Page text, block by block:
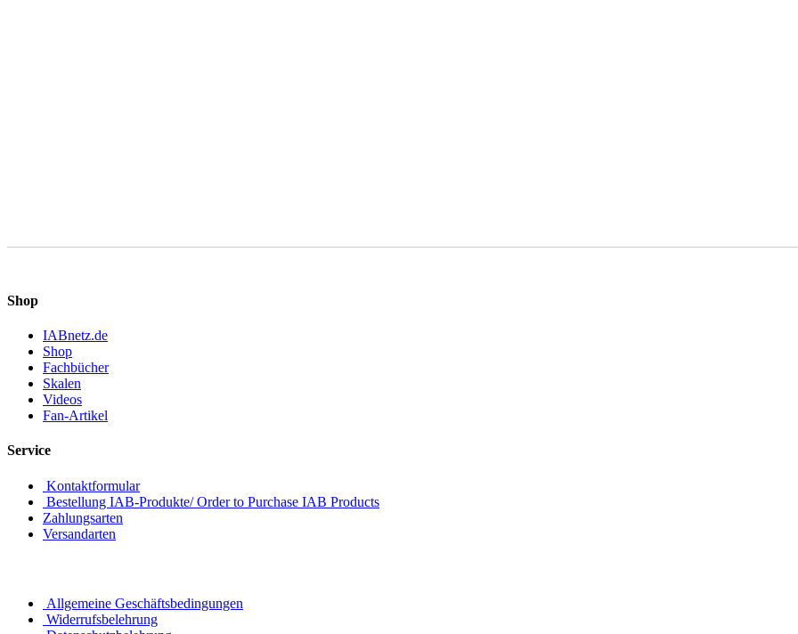
Shop
IABnetz.de
Shop
Fachbücher
Skalen
Videos
Fan-Artikel
Service
Kontaktformular
Bestellung IAB-Produkte/ Order to Purchase IAB Products
Zahlungsarten
Versandarten
Allgemeine Geschäftsbedingungen
Widerrufsbelehrung